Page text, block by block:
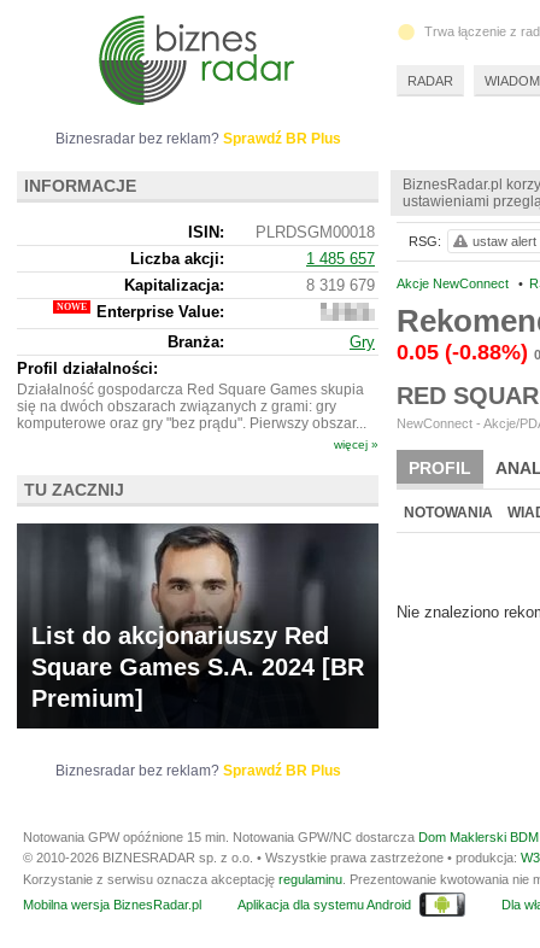
BiznesRadar.pl
ustawieniami
Akcje NewConnect •
0.05 (-0.88%)
RED
NewConnect - Akcje/
PROFIL
BR LAB
NOTOWANIA
Nie znaleziono
RSG: ustaw alert
Biznesradar bez reklam? Sprawdź BR Plus
INFORMACJE
ISIN:
PLRDSGM00018
Liczba akcji:
1 485 657
Kapitalizacja:
8 319 679
Enterprise Value:
7
880
679
Branża:
Gry
Profil działalności:
Działalność gospodarcza Red Square Games skupia
się na dwóch obszarach związanych z grami: gry
komputerowe oraz gry "bez prądu". Pierwszy obszar...
więcej »
TU ZACZNIJ
List do akcjonariuszy Red
Square Games S.A. 2024 [BR
Premium]
Biznesradar bez reklam? Sprawdź BR Plus
Trwa łączenie z
RADAR
Notowania GPW opóźnione 15 min. Notowania GPW/NC dostarcza Dom Maklerski
© 2010-2026 BIZNESRADAR sp. z o.o. • Wszystkie prawa zastrzeżone • produkcja:
Korzystanie z serwisu oznacza akceptację regulaminu . Prezentowanie kwotowania
Mobilna wersja BiznesRadar.pl
Aplikacja dla systemu Android Dla